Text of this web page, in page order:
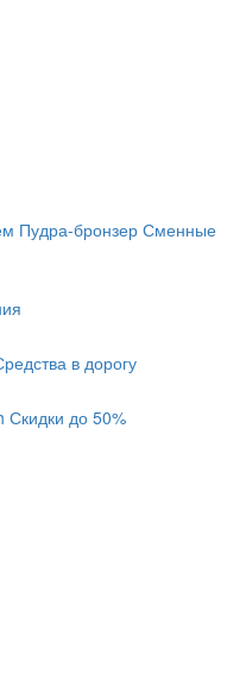
Пудра-бронзер Сменные
в дорогу
Скидки до 50%